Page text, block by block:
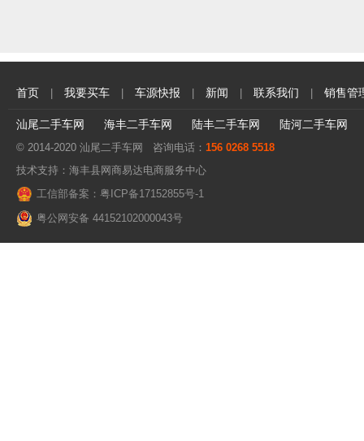
首页 我要买车 车源快报 新闻 联系我们 销售管
汕尾二手车网 海丰二手车网 陆丰二手车网 陆河二手车网
© 2014-2020 汕尾二手车网 咨询电话： 156 0268 5518
技术支持： 海丰县网商易达电商服务中心
工信部备案：粤ICP备17152855号-1
粤公网安备 44152102000043号